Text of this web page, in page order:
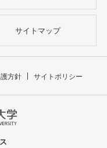
サイトマップ
方針 サイトポリシー